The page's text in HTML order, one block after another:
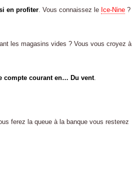
en profiter. Vous connaissez le Ice-Nine ?
les magasins vides ? Vous vous croyez à
compte courant en… Du vent.
ferez la queue à la banque vous resterez